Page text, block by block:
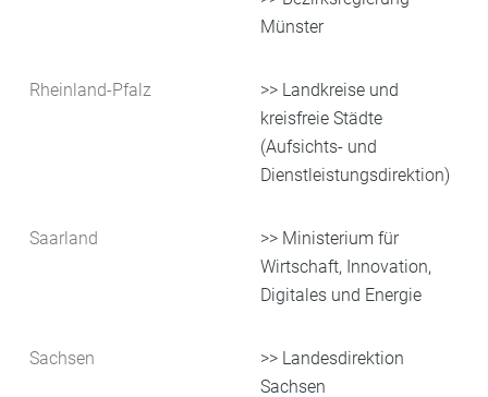
Münster
Rheinland-Pfalz >> Landkreise und
kreisfreie Städte
(Aufsichts- und
Dienstleistungsdirektion)
Saarland
>> Ministerium für
Wirtschaft, Innovation,
Digitales und Energie
Sachsen
>> Landesdirektion
Sachsen